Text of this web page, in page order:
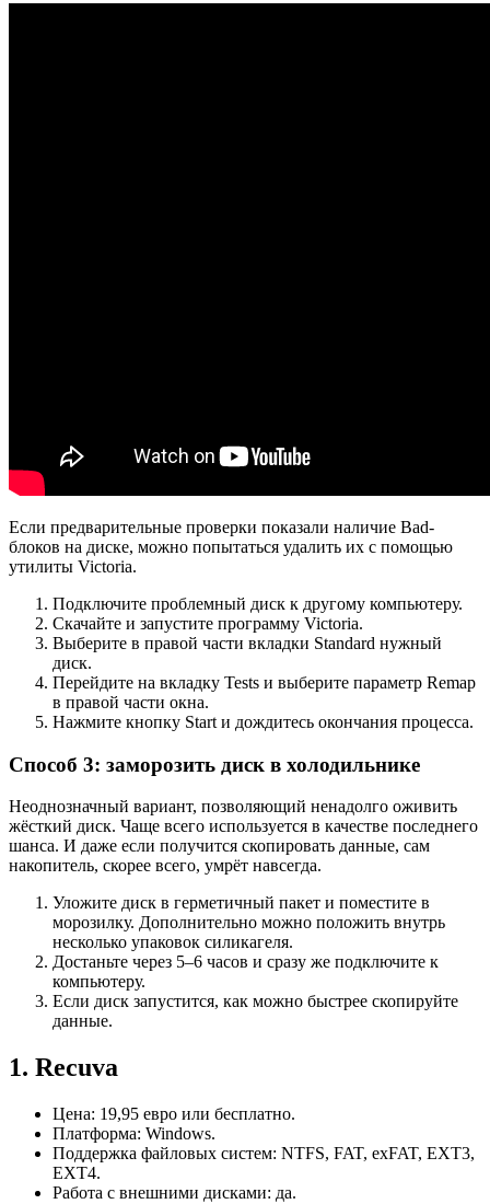
Если предварительные проверки показали наличие Bad-
блоков на диске, можно попытаться удалить их с помощью
утилиты Victoria.
Подключите проблемный диск к другому компьютеру.
Скачайте и запустите программу Victoria.
Выберите в правой части вкладки Standard нужный
диск.
Перейдите на вкладку Tests и выберите параметр Remap
в правой части окна.
Нажмите кнопку Start и дождитесь окончания процесса.
Способ 3: заморозить диск в холодильнике
Неоднозначный вариант, позволяющий ненадолго оживить
жёсткий диск. Чаще всего используется в качестве последнего
шанса. И даже если получится скопировать данные, сам
накопитель, скорее всего, умрёт навсегда.
Уложите диск в герметичный пакет и поместите в
морозилку. Дополнительно можно положить внутрь
несколько упаковок силикагеля.
Достаньте через 5–6 часов и сразу же подключите к
компьютеру.
Если диск запустится, как можно быстрее скопируйте
данные.
1. Recuva
Цена: 19,95 евро или бесплатно.
Платформа: Windows.
Поддержка файловых систем: NTFS, FAT, exFAT, EXT3,
EXT4.
Работа с внешними дисками: да.